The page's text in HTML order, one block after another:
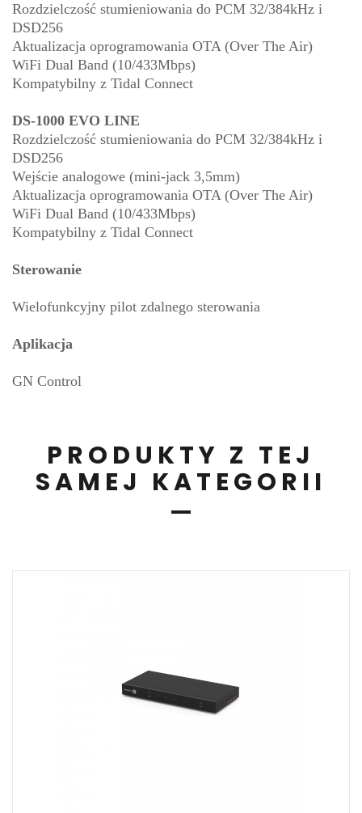
Rozdzielczość stumieniowania do PCM 32/384kHz i
DSD256
Aktualizacja oprogramowania OTA (Over The Air)
WiFi Dual Band (10/433Mbps)
Kompatybilny z Tidal Connect
DS-1000 EVO LINE
Rozdzielczość stumieniowania do PCM 32/384kHz i
DSD256
Wejście analogowe (mini-jack 3,5mm)
Aktualizacja oprogramowania OTA (Over The Air)
WiFi Dual Band (10/433Mbps)
Kompatybilny z Tidal Connect
Sterowanie
Wielofunkcyjny pilot zdalnego sterowania
Aplikacja
GN Control
PRODUKTY Z TEJ
SAMEJ KATEGORII